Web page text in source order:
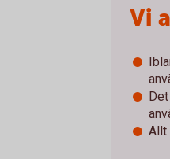
Vi
Allt